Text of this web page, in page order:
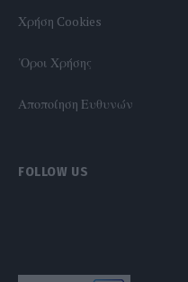
Χρήση Cookies
'Οροι Χρήσης
Αποποίηση Ευθυνών
FOLLOW US